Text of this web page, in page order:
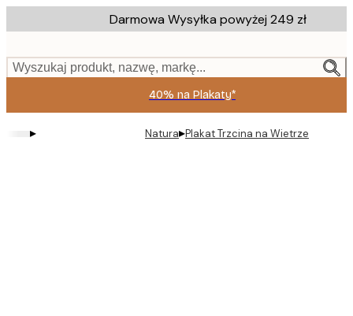
to
content.
Darmowa Wysyłka powyżej 249 zł
Wyszukaj produkt, nazwę, markę...
40% na Plakaty*
▸ Natura▸Plakat Trzcina na Wietrze